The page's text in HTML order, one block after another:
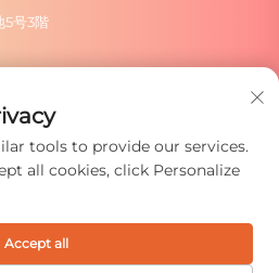
5号3階
送信
有限公司。全著作権所有。
プライバ
tools to provide our services.
all cookies, click Personalize
Accept all